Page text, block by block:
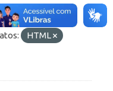
HTML